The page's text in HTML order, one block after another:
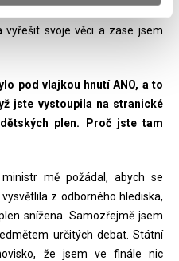
svoje věci a zase jsem
pod vlajkou hnutí ANO, a to
jste vystoupila na stranické
plen. Proč jste tam
mě požádal, abych se
z odborného hlediska,
snížena. Samozřejmě jsem
určitých debat. Státní
že jsem ve finále nic